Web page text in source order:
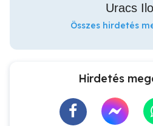
Uracs
Összes hirdetés
Hirdetés